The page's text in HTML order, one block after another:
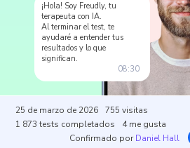
¡Hola! Soy Freudly, tu
terapeuta con IA.
Al terminar el test, te
ayudaré a entender tus
resultados y lo que
significan.
08:30
25 de marzo de 2026 755 visitas
1 873 tests completados 4 me gusta
Confirmado por Daniel Hall